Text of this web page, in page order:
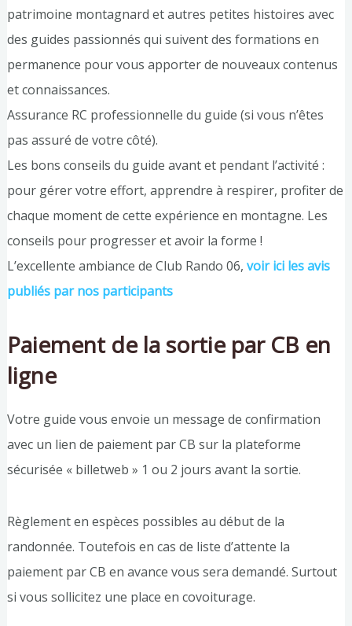
patrimoine montagnard et autres petites histoires avec
des guides passionnés qui suivent des formations en
permanence pour vous apporter de nouveaux contenus
et connaissances.
Assurance RC professionnelle du guide (si vous n’êtes
pas assuré de votre côté).
Les bons conseils du guide avant et pendant l’activité :
pour gérer votre effort, apprendre à respirer, profiter de
chaque moment de cette expérience en montagne. Les
conseils pour progresser et avoir la forme !
L’excellente ambiance de Club Rando 06, voir ici les avis
publiés par nos participants
Paiement de la sortie par CB en
ligne
Votre guide vous envoie un message de confirmation
avec un lien de paiement par CB sur la plateforme
sécurisée « billetweb » 1 ou 2 jours avant la sortie.
Règlement en espèces possibles au début de la
randonnée. Toutefois en cas de liste d’attente la
paiement par CB en avance vous sera demandé. Surtout
si vous sollicitez une place en covoiturage.